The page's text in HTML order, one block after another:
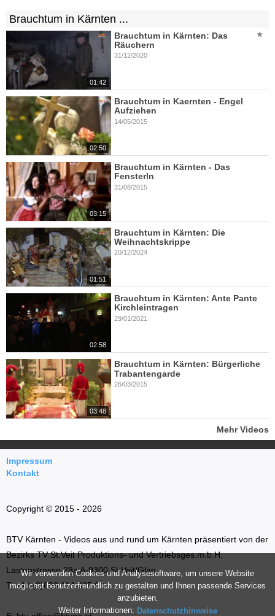
Wir verwenden Cookies und Analysesoftware, um unsere Website
möglichst benutzerfreundlich zu gestalten und Ihnen passende Services
anzubieten.
Weiter Informationen: Datenschutzhinweise
Brauchtum in Kärnten ...
01:42
Brauchtum in Kärnten: Das
Räuchern
31/12/2020
02:50
Brauchtum in Kaernten - Engel
Aufziehen
14/05/2015
03:15
Brauchtum in Kärnten - Das
Fensterln
31/08/2015
01:51
Brauchtum in Kärnten: Die
Weihnachtskrippe
20/12/2024
02:58
Brauchtum in Kärnten: Ante Pante
Kirchleintragen
29/01/2021
03:48
Brauchtum in Kärnten: Bürgerliche
Trabantengarde
26/03/2015
Mehr Videos
Impressum
Kontakt
Copyright © 2015 - 2026
BTV Kärnten - Videos aus und rund um Kärnten präsentiert von der
Bezirks TV St.Veit Produktions- und Vertriebsges.m.b.H.
Lastenstrasse 28a A-9300 St.Veit/Glan
T: +43 (0)699 114 035 66